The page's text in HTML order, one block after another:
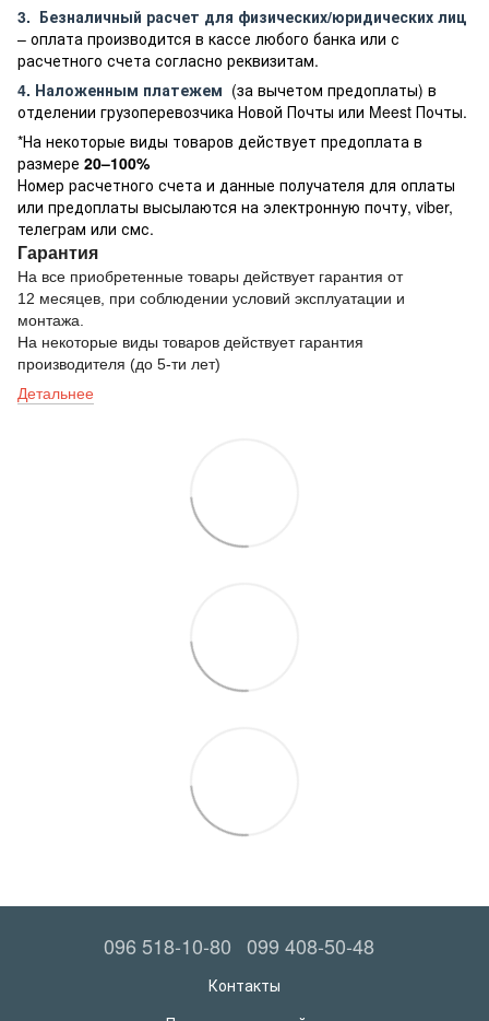
3. Безналичный расчет для физических/юридических лиц
– оплата производится в кассе любого банка или с
расчетного счета согласно реквизитам.
4. Наложенным платежем (за вычетом предоплаты) в
отделении грузоперевозчика Новой Почты или Meest Почты.
*На некоторые виды товаров действует предоплата в
размере 20–100%
Номер расчетного счета и данные получателя для оплаты
или предоплаты высылаются на электронную почту, viber,
телеграм или смс.
Гарантия
На все приобретенные товары действует гарантия от
12 месяцев, при соблюдении условий эксплуатации и
монтажа.
На некоторые виды товаров действует гарантия
производителя (до 5-ти лет)
Детальнее
096 518-10-80 099 408-50-48
Контакты